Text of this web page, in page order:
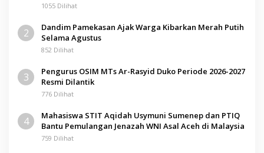
1055 Dilihat
2
Dandim Pamekasan Ajak Warga Kibarkan Merah Putih
Selama Agustus
852 Dilihat
3
Pengurus OSIM MTs Ar-Rasyid Duko Periode 2026-2027
Resmi Dilantik
776 Dilihat
4
Mahasiswa STIT Aqidah Usymuni Sumenep dan PTIQ
Bantu Pemulangan Jenazah WNI Asal Aceh di Malaysia
759 Dilihat